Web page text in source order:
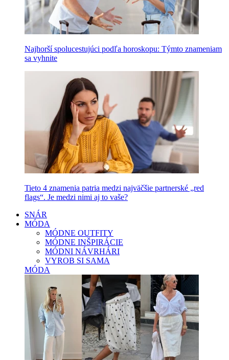
Najhorší spolucestujúci podľa horoskopu: Týmto znameniam
sa vyhnite
Tieto 4 znamenia patria medzi najväčšie partnerské „red
flags“. Je medzi nimi aj to vaše?
SNÁR
MÓDA
MÓDNE OUTFITY
MÓDNE INŠPIRÁCIE
MÓDNI NÁVRHÁRI
VYROB SI SAMA
MÓDA